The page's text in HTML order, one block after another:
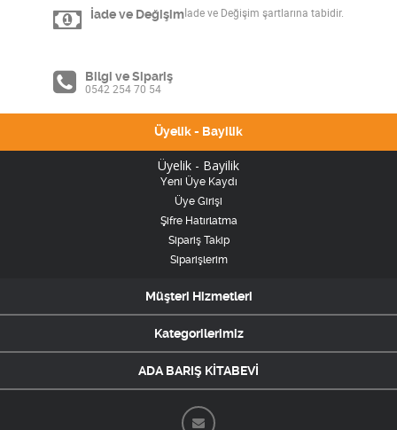
İade ve Değişim İade ve Değişim şartlarına tabidir.
Bilgi ve Sipariş
0542 254 70 54
Üyelik - Bayilik
Üyelik - Bayilik
Yeni Üye Kaydı
Üye Girişi
Şifre Hatırlatma
Sipariş Takip
Siparişlerim
Müşteri Hizmetleri
Kategorilerimiz
ADA BARIŞ KİTABEVİ